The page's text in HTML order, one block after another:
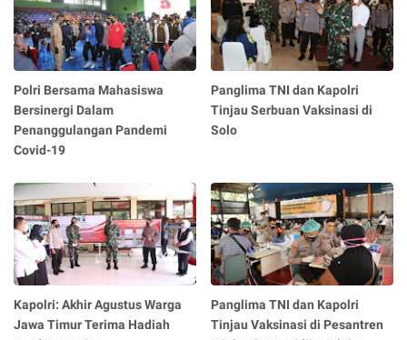
Polri Bersama Mahasiswa
Bersinergi Dalam
Penanggulangan Pandemi
Covid-19
Panglima TNI dan Kapolri
Tinjau Serbuan Vaksinasi di
Solo
Kapolri: Akhir Agustus Warga
Jawa Timur Terima Hadiah
Panglima TNI dan Kapolri
Tinjau Vaksinasi di Pesantren